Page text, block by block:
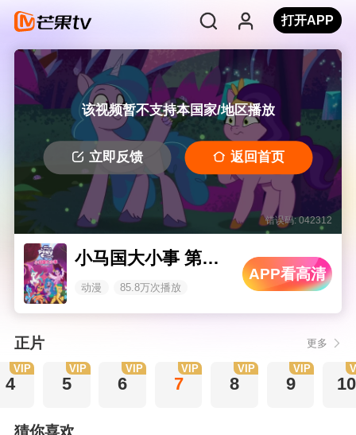
打开APP
该视频暂不支持本国家/地区播放
立即反馈 返回首页
错误码: 042312
小马国大小事 第一季（下）
动漫 85.8万次播放
APP看高清
正片 更多
4
VIP
5
VIP
6
VIP
7
VIP
8
VIP
9
VIP
10
猜你喜欢